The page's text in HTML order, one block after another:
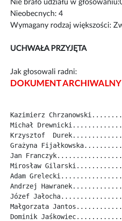
Nie brało udziału w
Nieobecnych: 4
Wymagany rodzaj większości:
UCHWAŁA PRZYJĘTA
Jak głosowali radni:
DOKUMENT ARCHIWALNY
Kazimierz
Michał
Krzysztof
Grażyna
Jan
Mirosław
Adam
Andrzej
Józef
Małgorzata
Dominik